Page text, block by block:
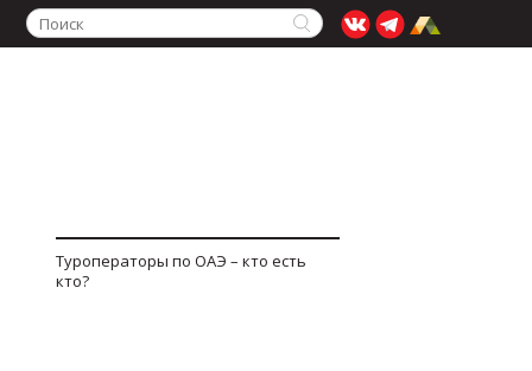
Туроператоры по ОАЭ – кто есть
кто?